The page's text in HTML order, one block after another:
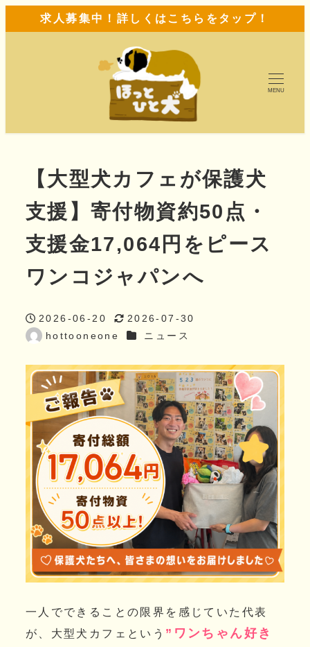
求人募集中！詳しくはこちらをタップ！
MENU
【大型犬カフェが保護犬
支援】寄付物資約50点・
支援金17,064円をピース
ワンコジャパンへ
投稿日
2026-06-20
更新日
2026-07-30
著
hottooneone カテゴリー
ニュース
一人でできることの限界を感じていた代表
が、大型犬カフェという ”ワンちゃん好き